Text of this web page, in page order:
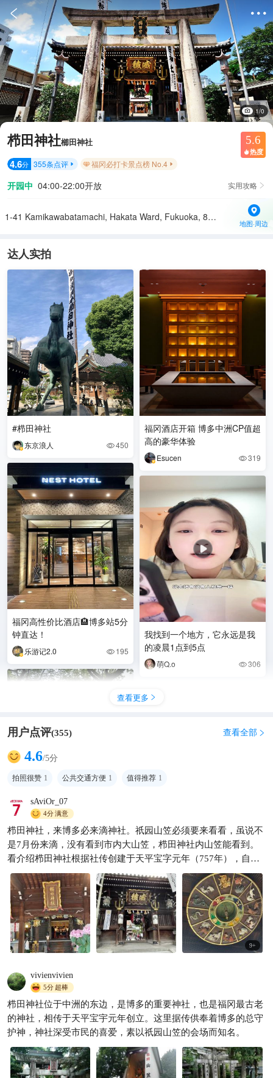
 
1/0
栉田神社櫛田神社 5.6
 热度
4.6分 355条点评  福冈必打卡景点榜 No.4 
开园中 04:00-22:00开放 实用攻略 
1-41 Kamikawabatamachi, Hakata Ward, Fukuoka, 812-0026日本
地图·周边
达人实拍
#栉田神社
东京浪人 450
福冈高性价比酒店🏨博多站5分
钟直达！
乐游记2.0  195
穿越时空之门，我找到了1195
年的南宋古寺
文旅君嗯嗯 1134
福冈酒店开箱 博多中洲CP值超
高的豪华体验
Esucen 319
我找到一个地方，它永远是我
的凌晨1点到5点
萌Q.o 306
查看更多 
用户点评(355) 查看全部 
4.6/5分
拍照很赞 1 公共交通方便 1 值得推荐 1
sAviOr_07
4分满意
栉田神社，来博多必来滴神社。祇园山笠必须要来看看，虽说不
是7月份来滴，没有看到市内大山笠，栉田神社内山笠能看到。
看介绍栉田神社根据社传创建于天平宝字元年（757年），自古
以来作为博多的总镇守。博多祭是福冈市代表性的祭礼，全国知
名。
9+
vivienvivien
5分超棒
栉田神社位于中洲的东边，是博多的重要神社，也是福冈最古老
的神社，相传于天平宝宇元年创立。这里据传供奉着博多的总守
护神，神社深受市民的喜爱，素以祇园山笠的会场而知名。